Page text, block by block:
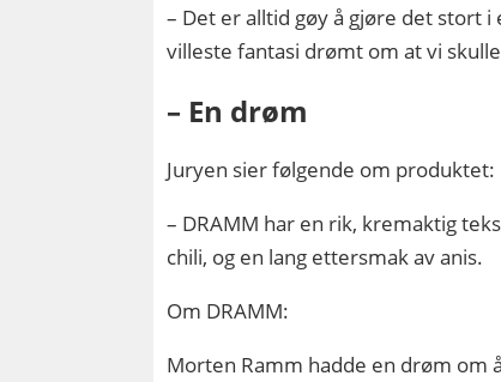
– Det er alltid gøy å gjøre det stort
villeste fantasi drømt om at vi
– En drøm
Juryen sier følgende om produktet:
– DRAMM har en rik, kremaktig
chili, og en lang ettersmak av anis.
Om DRAMM:
Morten Ramm hadde en drøm om